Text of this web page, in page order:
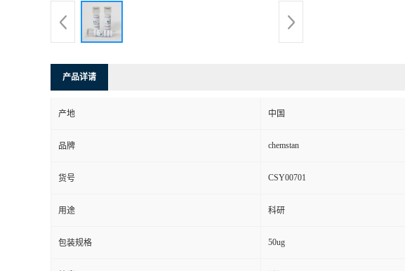
产品详请
产地 中国
品牌 chemstan
货号 CSY00701
用途 科研
包装规格 50ug